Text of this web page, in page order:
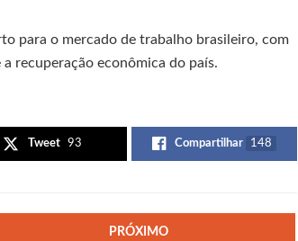
para o mercado de trabalho brasileiro, com
recuperação econômica do país.
Tweet 93 Compartilhar 148
PRÓXIMO